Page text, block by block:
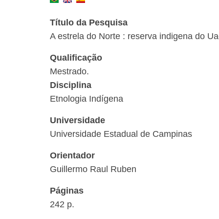
Título da Pesquisa
A estrela do Norte : reserva indigena do
Qualificação
Mestrado.
Disciplina
Etnologia Indígena
Universidade
Universidade Estadual de Campinas
Orientador
Guillermo Raul Ruben
Páginas
242 p.